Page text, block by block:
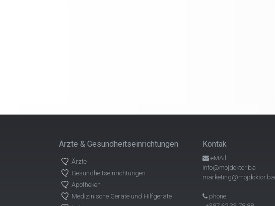
Ärzte & Gesundheitseinrichtungen
Ärzte
Gesundheitseinrichtungen
Apotheken
Medizinische Geräte und Hilfgeräte
Kontak
eMAil:
info@mojdoktor.ba
marketing@mojdoktor.ba
phone: